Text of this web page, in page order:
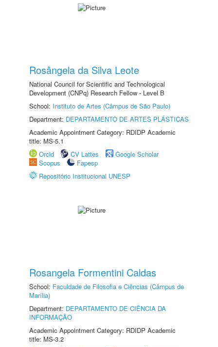
Rosângela da Silva Leote
National Council for Scientific and Technological
Development (CNPq) Research Fellow - Level B
School: Instituto de Artes (Câmpus de São Paulo)
Department: DEPARTAMENTO DE ARTES PLÁSTICAS
Academic Appointment Category: RDIDP Academic
title: MS-5.1
Orcid
CV Lattes
Google Scholar
Scopus
Fapesp
Repositório Institucional UNESP
Rosangela Formentini Caldas
School: Faculdade de Filosofia e Ciências (Câmpus de
Marília)
Department: DEPARTAMENTO DE CIÊNCIA DA
INFORMAÇÃO
Academic Appointment Category: RDIDP Academic
title: MS-3.2